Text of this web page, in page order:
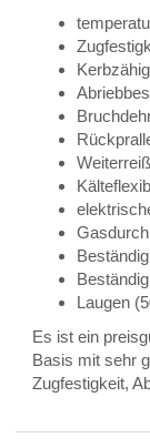
Laugen
Es ist ein
Basis mit sehr
Zugfestigkeit,